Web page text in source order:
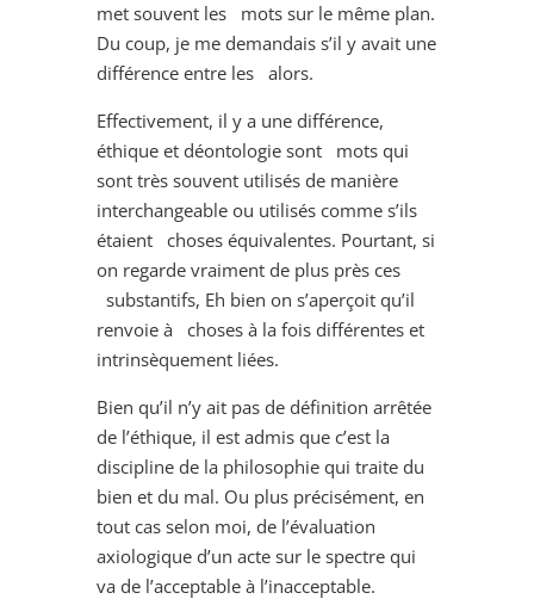
met souvent les mots sur le même plan.
Du coup, je me demandais s’il y avait une
différence entre les alors.
Effectivement, il y a une différence,
éthique et déontologie sont mots qui
sont très souvent utilisés de manière
interchangeable ou utilisés comme s’ils
étaient choses équivalentes. Pourtant, si
on regarde vraiment de plus près ces
substantifs, Eh bien on s’aperçoit qu’il
renvoie à choses à la fois différentes et
intrinsèquement liées.
Bien qu’il n’y ait pas de définition arrêtée
de l’éthique, il est admis que c’est la
discipline de la philosophie qui traite du
bien et du mal. Ou plus précisément, en
tout cas selon moi, de l’évaluation
axiologique d’un acte sur le spectre qui
va de l’acceptable à l’inacceptable.